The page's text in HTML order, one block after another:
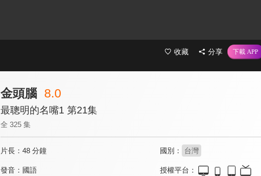
收藏 分享
金頭腦 8.0
最聰明的名嘴1 第21集
全 325 集
片長： 48 分鐘 國別： 台灣
發音： 國語 授權平台：